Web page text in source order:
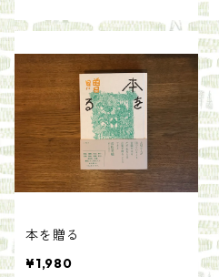
本を贈る
¥1,980